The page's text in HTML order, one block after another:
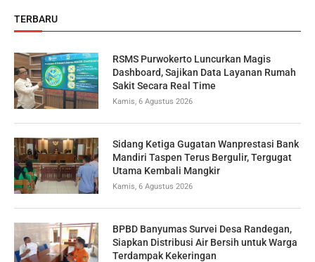
TERBARU
RSMS Purwokerto Luncurkan Magis
Dashboard, Sajikan Data Layanan Rumah
Sakit Secara Real Time
Kamis, 6 Agustus 2026
Sidang Ketiga Gugatan Wanprestasi Bank
Mandiri Taspen Terus Bergulir, Tergugat
Utama Kembali Mangkir
Kamis, 6 Agustus 2026
BPBD Banyumas Survei Desa Randegan,
Siapkan Distribusi Air Bersih untuk Warga
Terdampak Kekeringan